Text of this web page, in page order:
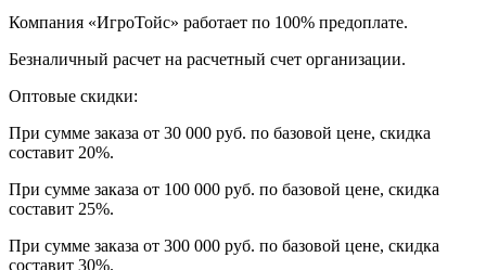
Компания «ИгроТойс» работает по 100% предоплате.
Безналичный расчет на расчетный счет организации.
Оптовые скидки:
При сумме заказа от 30 000 руб. по базовой цене, скидка
составит 20%.
При сумме заказа от 100 000 руб. по базовой цене, скидка
составит 25%.
При сумме заказа от 300 000 руб. по базовой цене, скидка
составит 30%.